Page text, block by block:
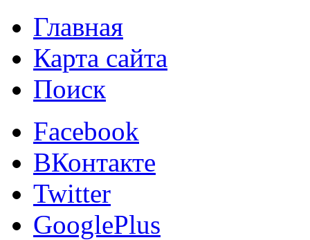
Главная
Карта сайта
Поиск
Facebook
ВКонтакте
Twitter
GooglePlus